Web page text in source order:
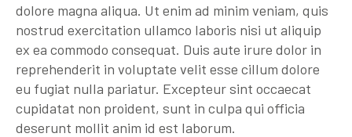
dolore magna aliqua. Ut enim ad minim veniam, quis
nostrud exercitation ullamco laboris nisi ut aliquip
ex ea commodo consequat. Duis aute irure dolor in
reprehenderit in voluptate velit esse cillum dolore
eu fugiat nulla pariatur. Excepteur sint occaecat
cupidatat non proident, sunt in culpa qui officia
deserunt mollit anim id est laborum.